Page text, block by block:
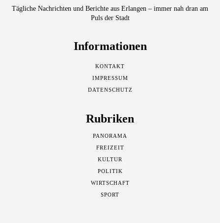
Tägliche Nachrichten und Berichte aus Erlangen – immer nah dran am
Puls der Stadt
Informationen
KONTAKT
IMPRESSUM
DATENSCHUTZ
Rubriken
PANORAMA
FREIZEIT
KULTUR
POLITIK
WIRTSCHAFT
SPORT